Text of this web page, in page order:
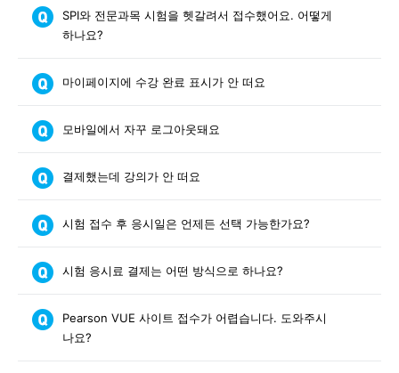
SPI와 전문과목 시험을 헷갈려서 접수했어요. 어떻게
하나요?
마이페이지에 수강 완료 표시가 안 떠요
모바일에서 자꾸 로그아웃돼요
결제했는데 강의가 안 떠요
시험 접수 후 응시일은 언제든 선택 가능한가요?
시험 응시료 결제는 어떤 방식으로 하나요?
Pearson VUE 사이트 접수가 어렵습니다. 도와주시
나요?